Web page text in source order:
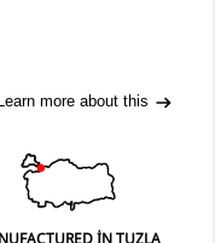
Learn more about this
IN TUZLA